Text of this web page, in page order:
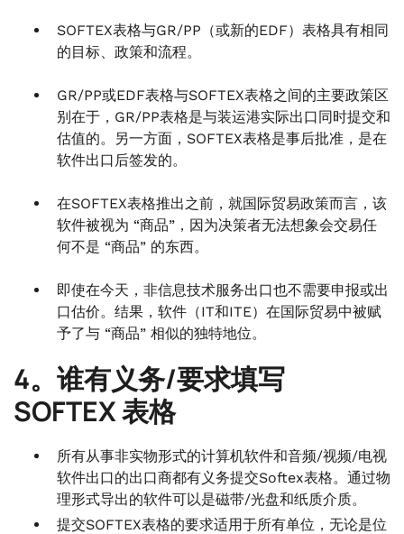
SOFTEX表格与GR/PP（或新的EDF）表格具有相同
的目标、政策和流程。
GR/PP或EDF表格与SOFTEX表格之间的主要政策区
别在于，GR/PP表格是与装运港实际出口同时提交和
估值的。另一方面，SOFTEX表格是事后批准，是在
软件出口后签发的。
在SOFTEX表格推出之前，就国际贸易政策而言，该
软件被视为 “商品”，因为决策者无法想象会交易任
何不是 “商品” 的东西。
即使在今天，非信息技术服务出口也不需要申报或出
口估价。结果，软件（IT和ITE）在国际贸易中被赋
予了与 “商品” 相似的独特地位。
4。谁有义务/要求填写
SOFTEX 表格
所有从事非实物形式的计算机软件和音频/视频/电视
软件出口的出口商都有义务提交Softex表格。通过物
理形式导出的软件可以是磁带/光盘和纸质介质。
提交SOFTEX表格的要求适用于所有单位，无论是位